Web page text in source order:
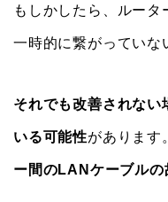
もしかしたら、ルー
一時的に繋がっていな
それでも改善されない
いる可能性があります
ー間のLANケーブルの